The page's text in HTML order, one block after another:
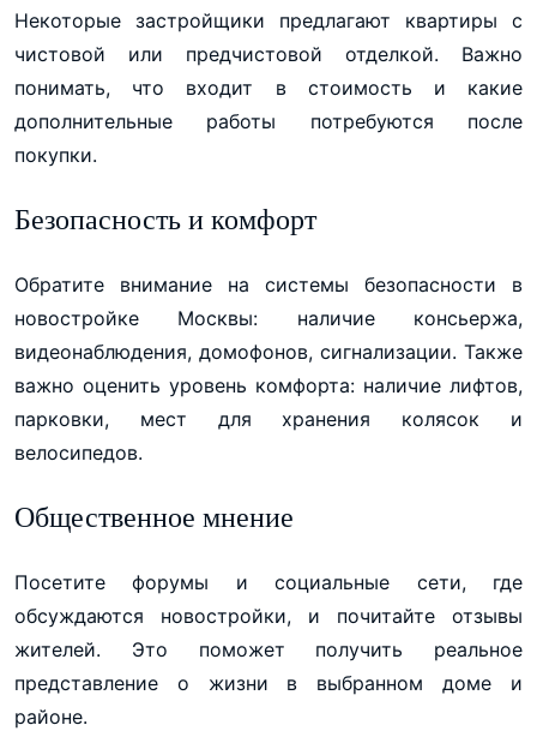
Некоторые застройщики предлагают квартиры с
чистовой или предчистовой отделкой. Важно
понимать, что входит в стоимость и какие
дополнительные работы потребуются после
покупки.
Безопасность и комфорт
Обратите внимание на системы безопасности в
новостройке Москвы: наличие консьержа,
видеонаблюдения, домофонов, сигнализации. Также
важно оценить уровень комфорта: наличие лифтов,
парковки, мест для хранения колясок и
велосипедов.
Общественное мнение
Посетите форумы и социальные сети, где
обсуждаются новостройки, и почитайте отзывы
жителей. Это поможет получить реальное
представление о жизни в выбранном доме и
районе.